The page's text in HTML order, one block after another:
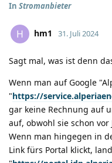
In Stromanbieter
H hm1 31. Juli 2024
Sagt mal, was ist denn
Wenn man auf Google
"https://
gar keine Rechnung auf
auf, obwohl sie schon
Wenn man hingegen in
Link fürs Portal klickt,